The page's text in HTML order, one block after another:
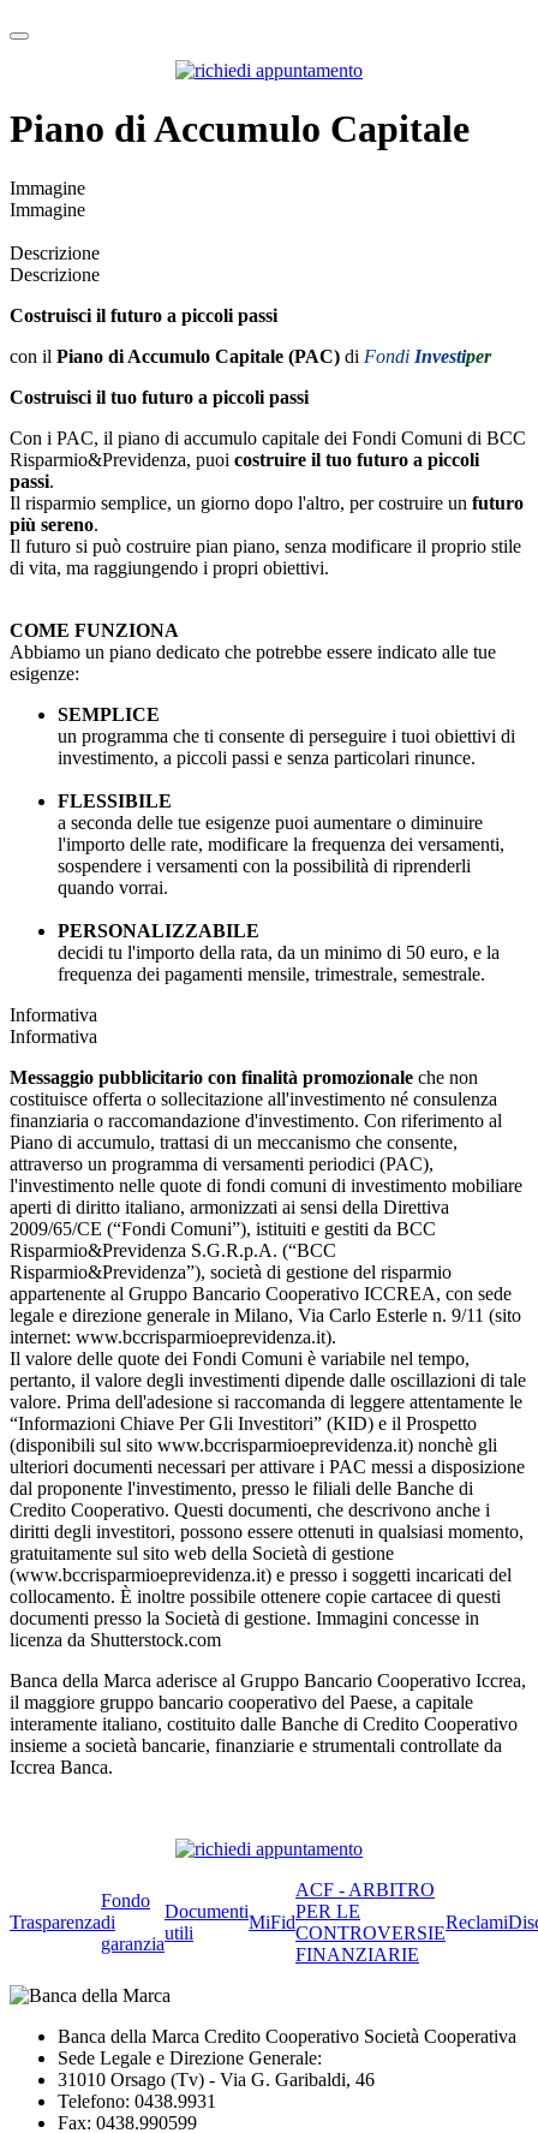
Piano di Accumulo Capitale
Immagine
Immagine
Descrizione
Descrizione
Costruisci il futuro a piccoli passi
con il Piano di Accumulo Capitale (PAC) di Fondi Investiper
Costruisci il tuo futuro a piccoli passi
Con i PAC, il piano di accumulo capitale dei Fondi Comuni di BCC
Risparmio&Previdenza, puoi costruire il tuo futuro a piccoli
passi.
Il risparmio semplice, un giorno dopo l'altro, per costruire un futuro
più sereno.
Il futuro si può costruire pian piano, senza modificare il proprio stile
di vita, ma raggiungendo i propri obiettivi.
COME FUNZIONA
Abbiamo un piano dedicato che potrebbe essere indicato alle tue
esigenze:
SEMPLICE
un programma che ti consente di perseguire i tuoi obiettivi di
investimento, a piccoli passi e senza particolari rinunce.
FLESSIBILE
a seconda delle tue esigenze puoi aumentare o diminuire
l'importo delle rate, modificare la frequenza dei versamenti,
sospendere i versamenti con la possibilità di riprenderli
quando vorrai.
PERSONALIZZABILE
decidi tu l'importo della rata, da un minimo di 50 euro, e la
frequenza dei pagamenti mensile, trimestrale, semestrale.
Informativa
Informativa
Messaggio pubblicitario con finalità promozionale che non
costituisce offerta o sollecitazione all'investimento né consulenza
finanziaria o raccomandazione d'investimento. Con riferimento al
Piano di accumulo, trattasi di un meccanismo che consente,
attraverso un programma di versamenti periodici (PAC),
l'investimento nelle quote di fondi comuni di investimento mobiliare
aperti di diritto italiano, armonizzati ai sensi della Direttiva
2009/65/CE (“Fondi Comuni”), istituiti e gestiti da BCC
Risparmio&Previdenza S.G.R.p.A. (“BCC
Risparmio&Previdenza”), società di gestione del risparmio
appartenente al Gruppo Bancario Cooperativo ICCREA, con sede
legale e direzione generale in Milano, Via Carlo Esterle n. 9/11 (sito
internet: www.bccrisparmioeprevidenza.it).
Il valore delle quote dei Fondi Comuni è variabile nel tempo,
pertanto, il valore degli investimenti dipende dalle oscillazioni di tale
valore. Prima dell'adesione si raccomanda di leggere attentamente le
“Informazioni Chiave Per Gli Investitori” (KID) e il Prospetto
(disponibili sul sito www.bccrisparmioeprevidenza.it) nonchè gli
ulteriori documenti necessari per attivare i PAC messi a disposizione
dal proponente l'investimento, presso le filiali delle Banche di
Credito Cooperativo. Questi documenti, che descrivono anche i
diritti degli investitori, possono essere ottenuti in qualsiasi momento,
gratuitamente sul sito web della Società di gestione
(www.bccrisparmioeprevidenza.it) e presso i soggetti incaricati del
collocamento. È inoltre possibile ottenere copie cartacee di questi
documenti presso la Società di gestione. Immagini concesse in
licenza da Shutterstock.com
Banca della Marca aderisce al Gruppo Bancario Cooperativo Iccrea,
il maggiore gruppo bancario cooperativo del Paese, a capitale
interamente italiano, costituito dalle Banche di Credito Cooperativo
insieme a società bancarie, finanziarie e strumentali controllate da
Iccrea Banca.
Trasparenza
Fondo
di
garanzia
Documenti
utili
MiFid
ACF - ARBITRO
PER LE
CONTROVERSIE
FINANZIARIE
Reclami
Banca della Marca Credito Cooperativo Società Cooperativa
Sede Legale e Direzione Generale:
31010 Orsago (Tv) - Via G. Garibaldi, 46
Telefono: 0438.9931
Fax: 0438.990599